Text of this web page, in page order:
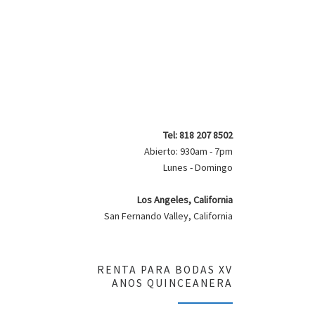
Tel: 818 207 8502
Abierto: 930am - 7pm
Lunes - Domingo
Los Angeles, California
San Fernando Valley, California
RENTA PARA BODAS XV
ANOS QUINCEANERA